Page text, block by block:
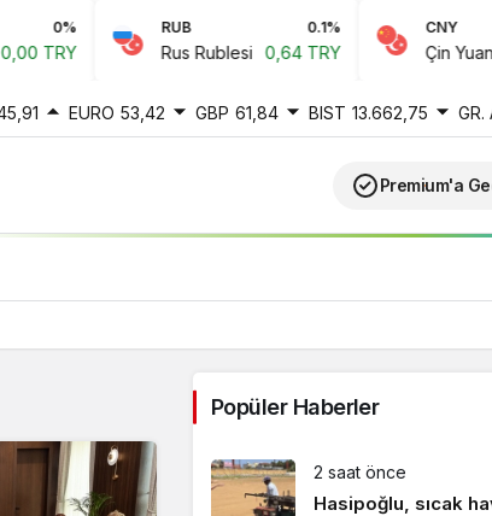
RUB
Rus Rublesi 0,64 TRY
CNY
Çin Yuanı
EURO 53,42 GBP 61,84 BIST 13.662,75 GR.
Premium'a
Gündüz modunu
Popüler Haberler
2 saat önce
Hasipoğlu, sıcak